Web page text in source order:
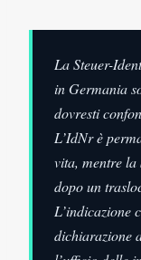
La Steuer-
in Germania
dovresti
L’IdNr è
vita, mentre la
dopo un
L’indicazione
dichiarazione